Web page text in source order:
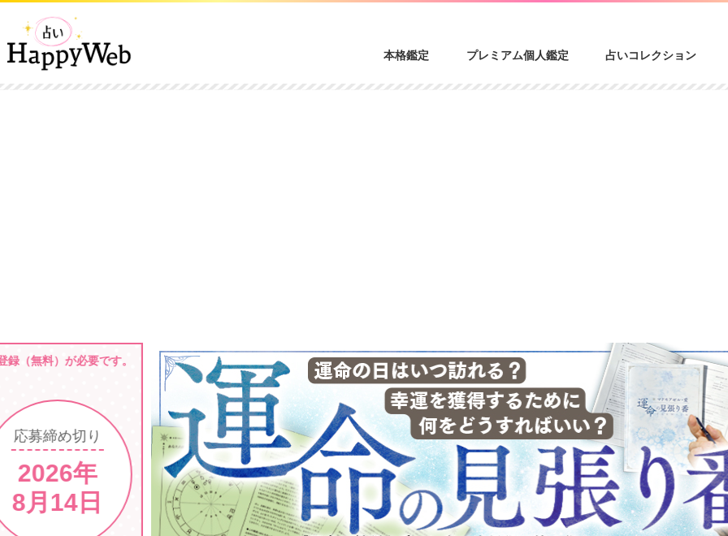
本格鑑定 プレミアム個人鑑定 占いコレクション